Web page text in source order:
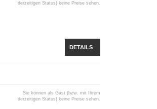
derzeitigen Status) keine Preise sehen.
DETAILS
Sie können als Gast (bzw. mit Ihrem
derzeitigen Status) keine Preise sehen.